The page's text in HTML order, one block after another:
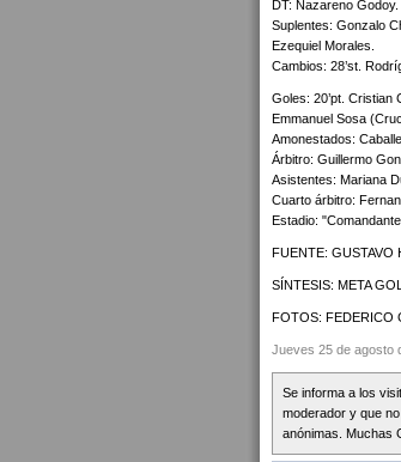
DT: Nazareno Godoy.
Suplentes: Gonzalo
Ezequiel Morales.
Cambios: 28’st.
Goles: 20’pt. Cristian
Emmanuel Sosa
Amonestados:
Árbitro: Guillermo
Asistentes: Mariana
Cuarto árbitro:
Estadio:
FUENTE: GUSTAVO
SÍNTESIS: META
FOTOS: FEDERICO
Jueves 25 de agosto
Se informa a los
moderador y que
anónimas. Muchas